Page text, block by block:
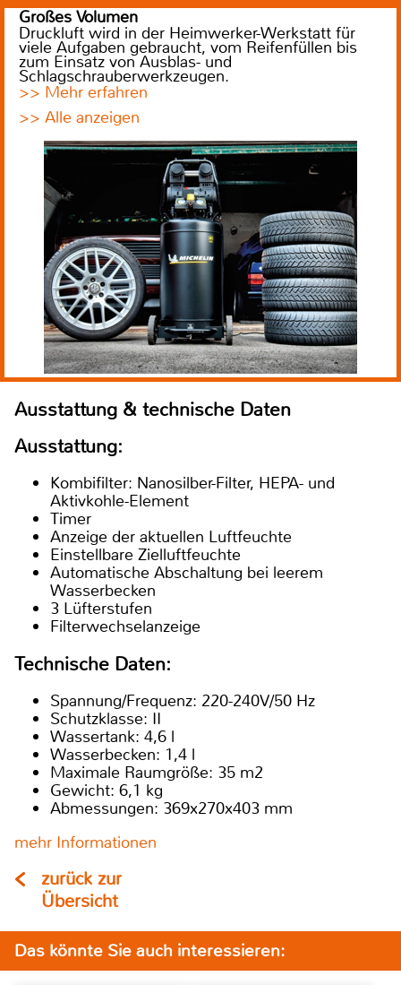
Großes Volumen
Druckluft wird in der Heimwerker-Werkstatt für
viele Aufgaben gebraucht, vom Reifenfüllen bis
zum Einsatz von Ausblas- und
Schlagschrauberwerkzeugen.
>> Mehr erfahren
>> Alle anzeigen
Ausstattung & technische Daten
Ausstattung:
Kombifilter: Nanosilber-Filter, HEPA- und
Aktivkohle-Element
Timer
Anzeige der aktuellen Luftfeuchte
Einstellbare Zielluftfeuchte
Automatische Abschaltung bei leerem
Wasserbecken
3 Lüfterstufen
Filterwechselanzeige
Technische Daten:
Spannung/Frequenz: 220-240V/50 Hz
Schutzklasse: II
Wassertank: 4,6 l
Wasserbecken: 1,4 l
Maximale Raumgröße: 35 m2
Gewicht: 6,1 kg
Abmessungen: 369x270x403 mm
mehr Informationen
zurück zur
Übersicht
Das könnte Sie auch interessieren: